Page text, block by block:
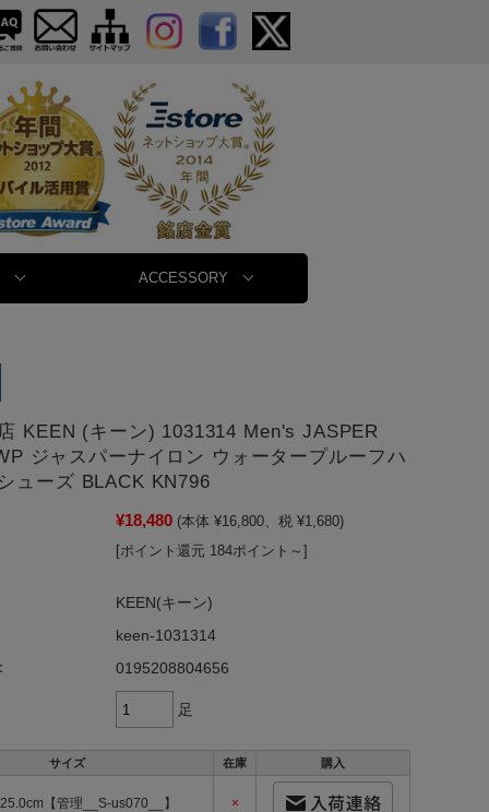
ACCESSORY
KEEN (キーン) 1031314 Men's JASPER
ジャスパーナイロン ウォータープルーフハ
ューズ BLACK KN796
¥18,480 (本体 ¥16,800、税 ¥1,680)
[ポイント還元 184ポイント～]
KEEN(キーン)
keen-1031314
0195208804656
足
サイズ 在庫 購入
【管理__S-us070__】 ×